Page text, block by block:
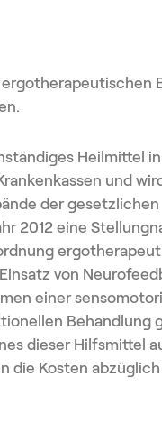
Heilmittel
und
der gesetzlichen
2012 eine
von
einer
Behandlung
dieser Hilfsmittel
die Kosten